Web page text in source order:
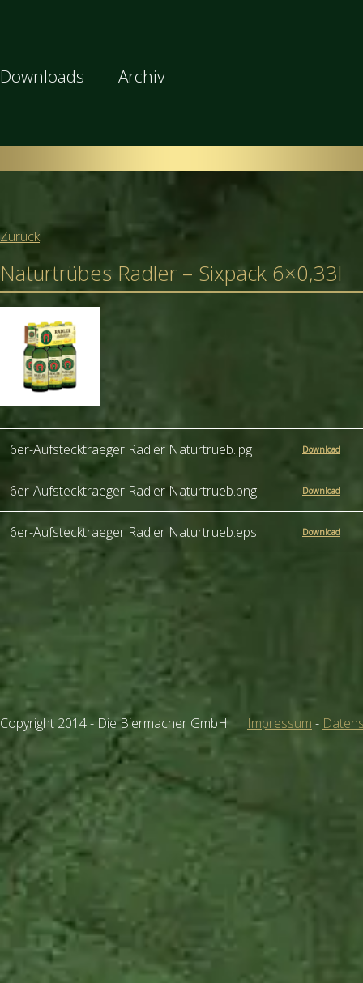
Downloads Archiv
Zurück
Naturtrübes Radler – Sixpack 6×0,33l
6er-Aufstecktraeger Radler Naturtrueb.jpg Download
6er-Aufstecktraeger Radler Naturtrueb.png Download
6er-Aufstecktraeger Radler Naturtrueb.eps Download
Copyright 2014 - Die Biermacher GmbH Impressum -